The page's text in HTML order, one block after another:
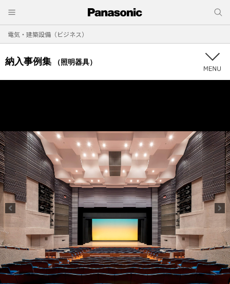
電気・建築設備（ビジネス）
納入事例集 （照明器具）